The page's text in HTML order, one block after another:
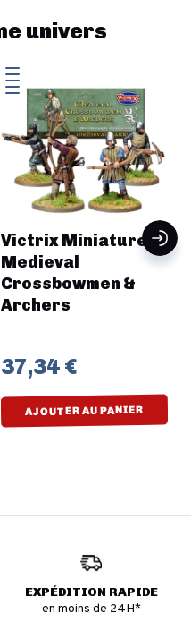
univers
Victrix Miniatures -
Medieval
Crossbowmen &
Archers
37,34 €
AJOUTER AU PANIER
EXPÉDITION RAPIDE
en moins de 24H*